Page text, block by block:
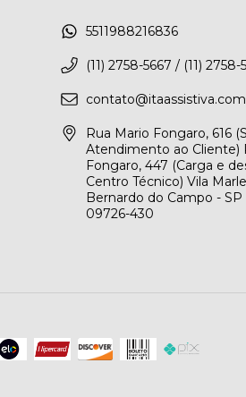
5511988216836
(11) 2758-5667 / (11) 2758-
Rua Mario Fongaro, 616
Atendimento ao Cliente)
Fongaro, 447 (Carga e
Centro Técnico) Vila
Bernardo do Campo - SP
09726-430